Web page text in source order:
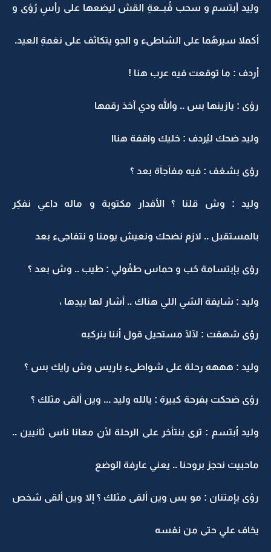
ولِيد أبتسم و سحب قُبــعةِ القش ليضعها على رأسِ رُؤى و
أكملا سيرهُما على الشاطىء و الجو يتكاثف على نغمةِ العيد.
أردف : ما توقعت فيه عرب هنا !
رؤى : يازينها بس .. والله ودي آخذ رقمها
وليد ضحك ليُردف : خليك واقفة هناا
رؤى بشغف : فيه مفآجآة بعد ؟
وليد : وش قلنا ؟ الأقدار مكتوبة و ماله داعي نفكِر
بالمستقبل .. لازم نضحك ونعيش يومنا و نتفاجىء بعد
رؤى بإبتسامة حُب و حماس طفُولي : طيب .. وش بعد ؟
وليد : شايفة الشي اللي هناك .. أشار لها بيدِها ،
رؤى شهقت : لآلآ مستحيل قول أننا بنركبه
وليد : هههه رحلة على شواطىء باريس وش رايك بس ؟
رؤى ضحكت بفرحة كبيرة : يالله وليد ... وين ألقى مثلك ؟
وليد أبتسم : ترى بنتأخر على الرحلة لأن معانا ناس ثانيين ..
ماحبيت نحجز بروحنا .. يعني عارفة الوضع
رؤى بإمتنان : مو بس وين ألقى مثلك ؟ إلا وين ألقى شخص
يخاف علي حتى من نفسه